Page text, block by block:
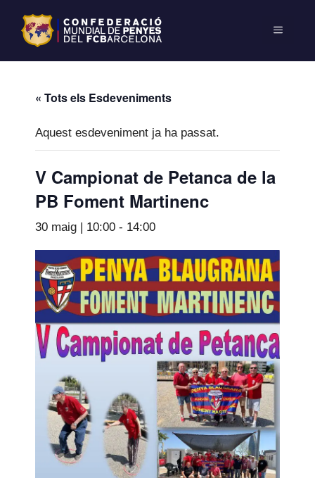
« Tots els Esdeveniments
Aquest esdeveniment ja ha passat.
V Campionat de Petanca de la
PB Foment Martinenc
30 maig | 10:00 - 14:00